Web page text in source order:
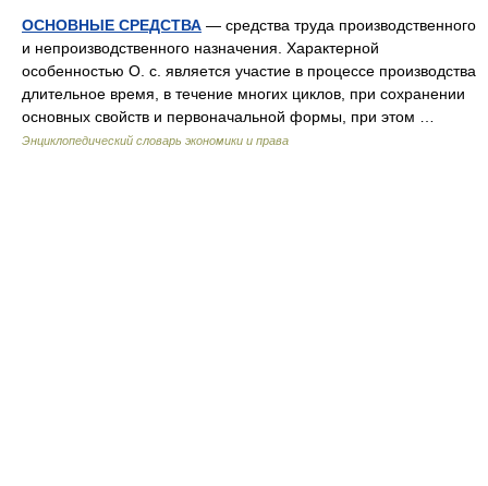
ОСНОВНЫЕ СРЕДСТВА — средства труда производственного
и непроизводственного назначения. Характерной
особенностью О. с. является участие в процессе производства
длительное время, в течение многих циклов, при сохранении
основных свойств и первоначальной формы, при этом …
Энциклопедический словарь экономики и права